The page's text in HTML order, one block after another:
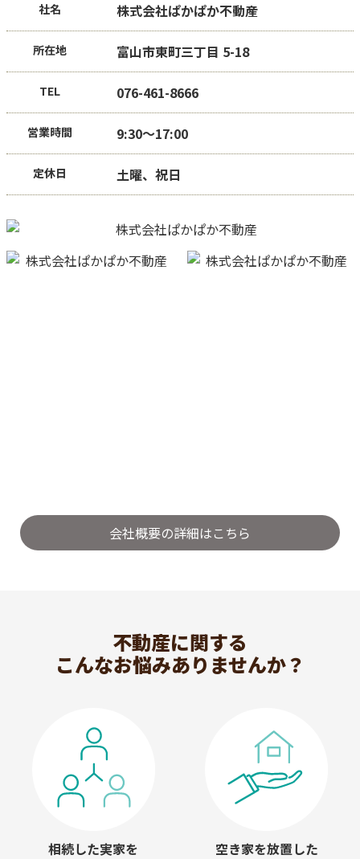
社名 株式会社ぱかぱか不動産
所在地 富山市東町三丁目 5-18
TEL 076-461-8666
営業時間 9:30～17:00
定休日 土曜、祝日
会社概要の詳細はこちら
不動産に関する
こんなお悩みありませんか？
相続した実家を
空き家を放置した